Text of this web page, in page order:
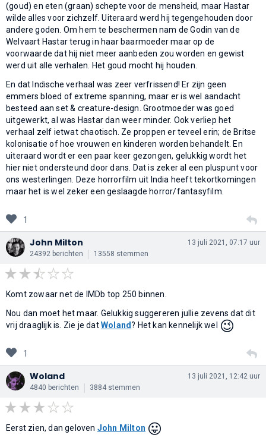
(goud) en eten (graan) schepte voor de mensheid, maar Hastar
wilde alles voor zichzelf. Uiteraard werd hij tegengehouden door
andere goden. Om hem te beschermen nam de Godin van de
Welvaart Hastar terug in haar baarmoeder maar op de
voorwaarde dat hij niet meer aanbeden zou worden en gewist
werd uit alle verhalen. Het goud mocht hij houden.
En dat Indische verhaal was zeer verfrissend! Er zijn geen
emmers bloed of extreme spanning, maar er is wel aandacht
besteed aan set & creature-design. Grootmoeder was goed
uitgewerkt, al was Hastar dan weer minder. Ook verliep het
verhaal zelf ietwat chaotisch. Ze proppen er teveel erin; de Britse
kolonisatie of hoe vrouwen en kinderen worden behandelt. En
uiteraard wordt er een paar keer gezongen, gelukkig wordt het
hier niet ondersteund door dans. Dat is zeker al een pluspunt voor
ons westerlingen. Deze horrorfilm uit India heeft tekortkomingen
maar het is wel zeker een geslaagde horror/fantasyfilm.
1
John Milton
24392 berichten 13558 stemmen
13 juli 2021, 07:17 uur
Komt zowaar net de IMDb top 250 binnen.
Nou dan moet het maar. Gelukkig suggereren jullie zevens dat dit
vrij draaglijk is. Zie je datWoland? Het kan kennelijk wel 😉
1
Woland
4840 berichten 3884 stemmen
13 juli 2021, 12:42 uur
Eerst zien, dan geloven John Milton 😛